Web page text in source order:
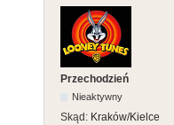
Przechodzień
Nieaktywny
Skąd: Kraków/Kielce